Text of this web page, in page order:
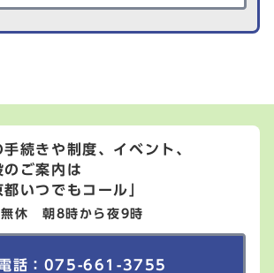
手続きや制度、イベント、
のご案内は
都いつでもコール」
無休 朝8時から夜9時
話：075-661-3755